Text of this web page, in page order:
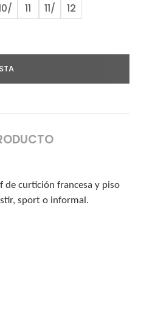
11 11/ 12
de curtición francesa y piso
sport o informal.